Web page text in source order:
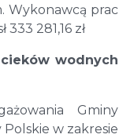
Wykonawcą prac
281,16 zł
wodnych
Gminy
w zakresie